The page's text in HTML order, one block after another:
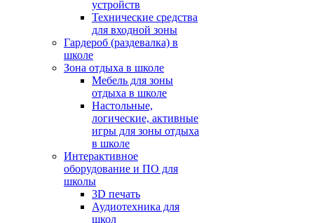
устройств
Технические средства
для входной зоны
Гардероб (раздевалка) в
школе
Зона отдыха в школе
Мебель для зоны
отдыха в школе
Настольные,
логические, активные
игры для зоны отдыха
в школе
Интерактивное
оборудование и ПО для
школы
3D печать
Аудиотехника для
школ